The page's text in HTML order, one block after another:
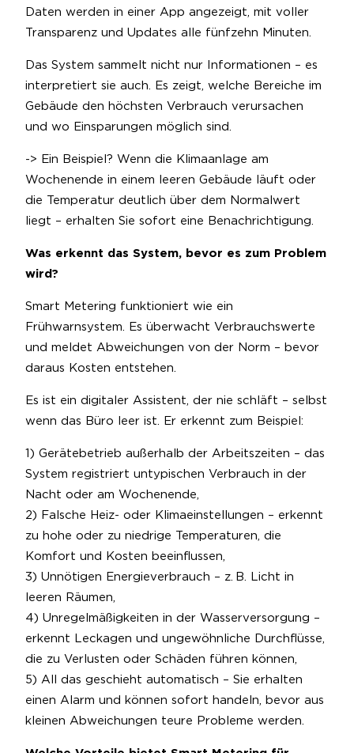
Daten werden in einer App angezeigt, mit voller
Transparenz und Updates alle fünfzehn Minuten.
Das System sammelt nicht nur Informationen – es
interpretiert sie auch. Es zeigt, welche Bereiche im
Gebäude den höchsten Verbrauch verursachen
und wo Einsparungen möglich sind.
-> Ein Beispiel? Wenn die Klimaanlage am
Wochenende in einem leeren Gebäude läuft oder
die Temperatur deutlich über dem Normalwert
liegt – erhalten Sie sofort eine Benachrichtigung.
Was erkennt das System, bevor es zum Problem
wird?
Smart Metering funktioniert wie ein
Frühwarnsystem. Es überwacht Verbrauchswerte
und meldet Abweichungen von der Norm – bevor
daraus Kosten entstehen.
Es ist ein digitaler Assistent, der nie schläft – selbst
wenn das Büro leer ist. Er erkennt zum Beispiel:
1) Gerätebetrieb außerhalb der Arbeitszeiten – das
System registriert untypischen Verbrauch in der
Nacht oder am Wochenende,
2) Falsche Heiz- oder Klimaeinstellungen – erkennt
zu hohe oder zu niedrige Temperaturen, die
Komfort und Kosten beeinflussen,
3) Unnötigen Energieverbrauch – z. B. Licht in
leeren Räumen,
4) Unregelmäßigkeiten in der Wasserversorgung –
erkennt Leckagen und ungewöhnliche Durchflüsse,
die zu Verlusten oder Schäden führen können,
5) All das geschieht automatisch – Sie erhalten
einen Alarm und können sofort handeln, bevor aus
kleinen Abweichungen teure Probleme werden.